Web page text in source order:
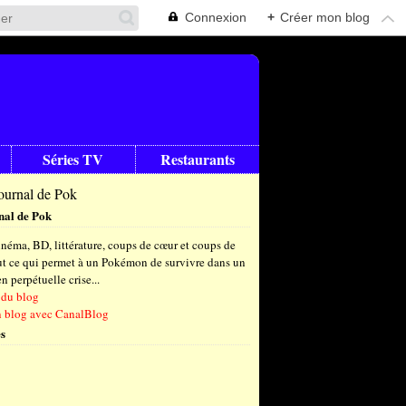
Connexion + Créer mon blog
Séries TV Restaurants
de Pok
BD, littérature, coups de cœur et coups de
ce qui permet à un Pokémon de survivre dans un
perpétuelle crise...
blog
blog avec CanalBlog